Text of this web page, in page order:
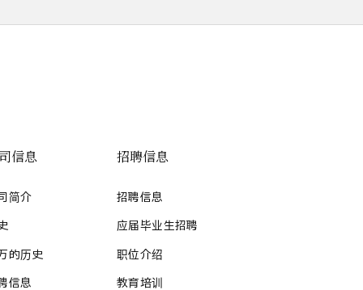
信息
简介
的历史
信息
招聘信息
招聘信息
应届毕业生招聘
职位介绍
教育培训